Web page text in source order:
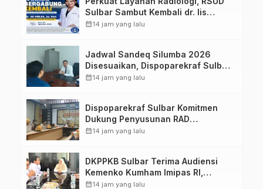
Sulbar Sambut Kembali dr. Iis
Imelda, Sp.Rad
calendar_month14 jam yang lalu
Jadwal Sandeq Silumba 2026
Disesuaikan, Dispoparekraf Sulbar
Pastikan Persiapan Tetap
calendar_month14 jam yang lalu
Dispoparekraf Sulbar Komitmen
Dukung Penyusunan RAD
TPB/SDGs Sulawesi Barat
calendar_month14 jam yang lalu
DKPPKB Sulbar Terima Audiensi
Kemenko Kumham Imipas RI,
Perkuat Pelayanan Kesehatan bagi
calendar_month14 jam yang lalu